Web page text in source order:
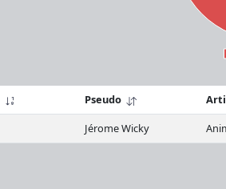
Pseudo
Jérome Wicky